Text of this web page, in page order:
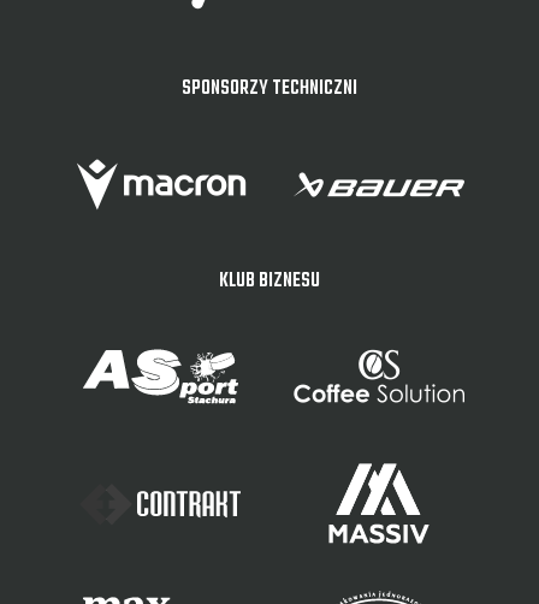
SPONSORZY TECHNICZNI
KLUB BIZNESU